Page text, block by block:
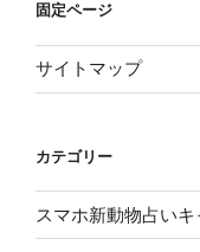
固定ページ
サイトマップ
カテゴリー
スマホ新動物占い